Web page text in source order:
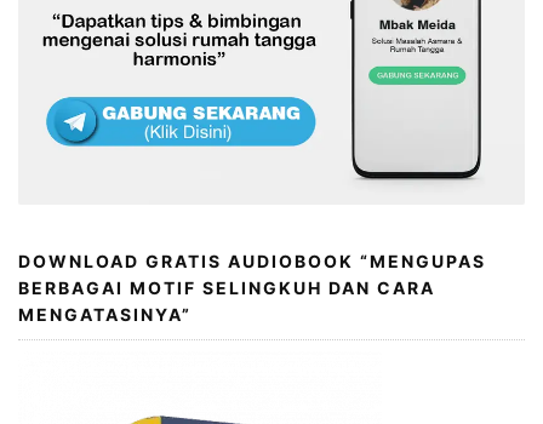
DOWNLOAD GRATIS AUDIOBOOK “MENGUPAS
BERBAGAI MOTIF SELINGKUH DAN CARA
MENGATASINYA”